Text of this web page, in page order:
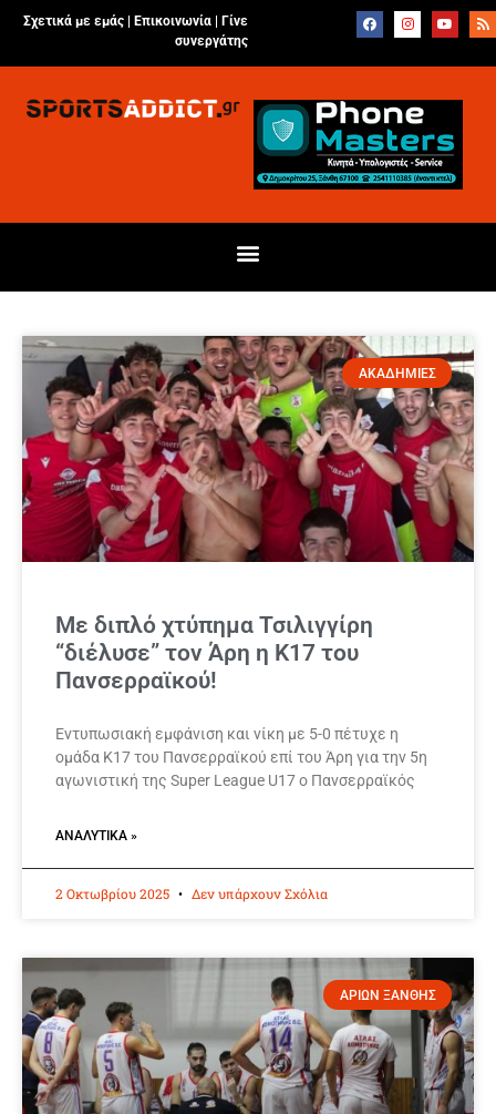
Σχετικά με εμάς | Επικοινωνία
Γίνε
συνεργάτης
ΑΚΑΔΗΜΙΕΣ
Με διπλό χτύπημα Τσιλιγγίρη
“διέλυσε” τον Άρη η Κ17 του
Πανσερραϊκού!
Εντυπωσιακή εμφάνιση και νίκη με 5-0 πέτυχε η
ομάδα Κ17 του Πανσερραϊκού επί του Άρη για την 5η
αγωνιστική της Super League U17 ο Πανσερραϊκός
ΑΝΑΛΥΤΙΚΆ »
2 Οκτωβρίου 2025 Δεν υπάρχουν Σχόλια
ΑΡΙΩΝ ΞΑΝΘΗΣ